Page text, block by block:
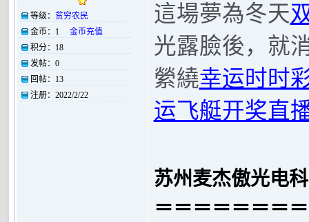
等级： 贫穷农民
金币：
1
金币充值
积分：
18
发帖： 0
回帖：
13
注册： 2022/2/22
這場夢為冬天
光露臉後，就
縈繞幸运时时
运飞艇开奖直
苏州麦杰傲光电
＝＝＝＝＝＝＝